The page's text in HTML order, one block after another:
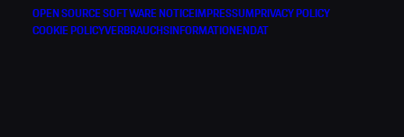
OPEN SOURCE SOFTWARE NOTICEIMPRESSUMPRIVACY POLICY
COOKIE POLICYVERBRAUCHSINFORMATIONENDAT